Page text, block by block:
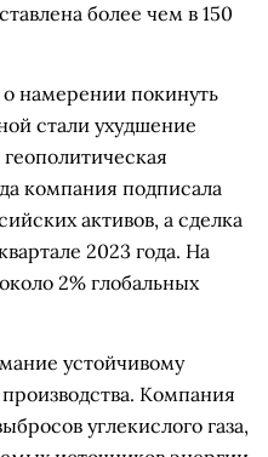
более чем в 150
о намерении покинуть
стали ухудшение
компания подписала
активов, а сделка
2023 года. На
2% глобальных
устойчивому
Компания
углекислого газа,